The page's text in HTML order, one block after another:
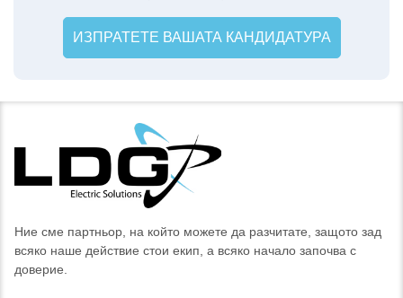
ИЗПРАТЕТЕ ВАШАТА КАНДИДАТУРА
Ние сме партньор, на който можете да разчитате, защото зад
всяко наше действие стои екип, а всяко начало започва с
доверие.